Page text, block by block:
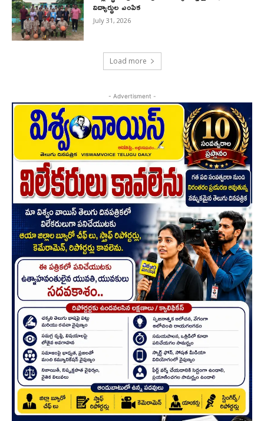
విద్యార్థుల ఎంపిక
July 31, 2026
Load more
- Advertisment -